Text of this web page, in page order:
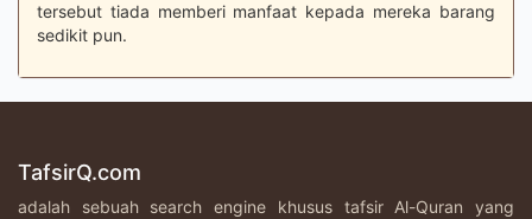
tersebut tiada memberi manfaat kepada mereka barang
sedikit pun.
TafsirQ.com
adalah sebuah search engine khusus tafsir Al-Quran yang